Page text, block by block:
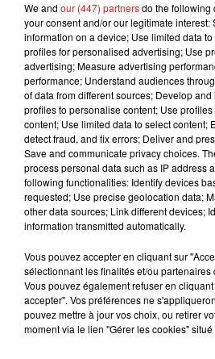
6 août 2026
Karol G dévoile la tracklist de son
nouvel album… avec des invités...
+ DE MUSIQUE
Mundo Latino
We and our (447) partnersdo the following
your consent and/or our legitimate interest:
information on a device; Use limited data
profiles for personalised advertising; Use
advertising; Measure advertising
performance; Understand audiences
of data from different sources; Develop
profiles to personalise content; Use
content; Use limited data to select content;
detect fraud, and fix errors; Deliver and
Save and communicate privacy choices.
process personal data such as IP address
following functionalities: Identify devices
requested; Use precise geolocation data;
other data sources; Link different devices;
information transmitted automatically.
Vous pouvez accepter en cliquant sur
sélectionnant les finalités et/ou partenaires
Vous pouvez également refuser en
accepter". Vos préférences ne
pouvez mettre à jour vos choix, ou retirer
moment via le lien "Gérer les cookies"